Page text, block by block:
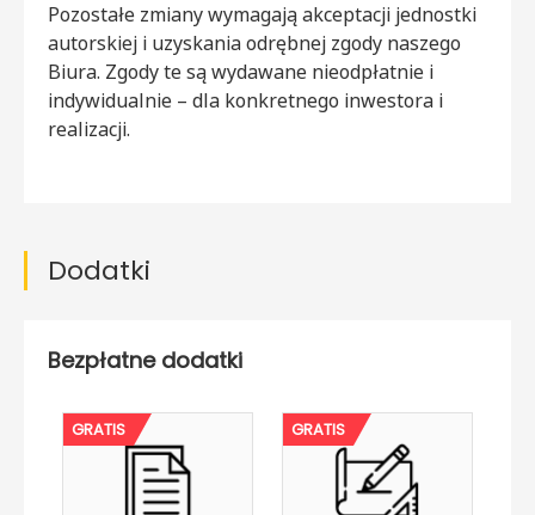
Pozostałe zmiany wymagają akceptacji jednostki
autorskiej i uzyskania odrębnej zgody naszego
Biura. Zgody te są wydawane nieodpłatnie i
indywidualnie – dla konkretnego inwestora i
realizacji.
Dodatki
Bezpłatne dodatki
GRATIS GRATIS